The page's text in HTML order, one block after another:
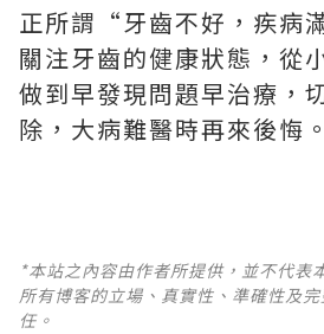
正所謂“牙齒不好，疾病
關注牙齒的健康狀態，從
做到早發現問題早治療，
除，大病難醫時再來後悔。
*本站之內容由作者所提供，並不代表
所有博客的立場、真實性、準確性及
任。